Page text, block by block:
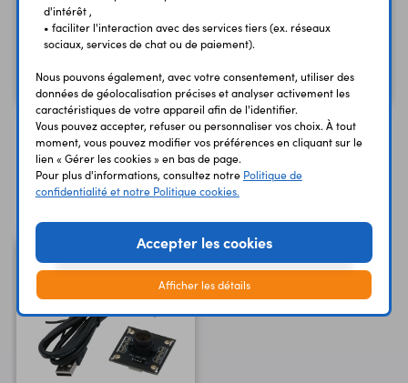
2 GB
Version 2 GB
58,25 € Code : 36437
Version 4 GB
99,58 € Code : 36418
Vous avez déja consulté
d'intérêt ,
• faciliter l'interaction avec des services tiers (ex. réseaux
sociaux, services de chat ou de paiement).
Nous pouvons également, avec votre consentement, utiliser des
données de géolocalisation précises et analyser activement les
caractéristiques de votre appareil afin de l'identifier.
Vous pouvez accepter, refuser ou personnaliser vos choix. À tout
moment, vous pouvez modifier vos préférences en cliquant sur le
lien « Gérer les cookies » en bas de page.
Pour plus d'informations, consultez notre Politique de
confidentialité et notre Politique cookies.
Accepter les cookies
Afficher les détails